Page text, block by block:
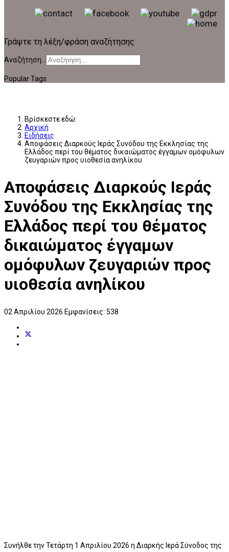
Γράψτε τη λέξη/φράση αναζήτησης
Αναζήτηση...
Popular Tags
Βρίσκεστε εδώ:
Αρχική
Ειδήσεις
Αποφάσεις Διαρκούς Ιεράς Συνόδου της Εκκλησίας της
Ελλάδος περί του θέματος δικαιώματος έγγαμων ομόφυλων
ζευγαριών προς υιοθεσία ανηλίκου
Αποφάσεις Διαρκούς Ιεράς
Συνόδου της Εκκλησίας της
Ελλάδος περί του θέματος
δικαιώματος έγγαμων
ομόφυλων ζευγαριών προς
υιοθεσία ανηλίκου
02 Απριλίου 2026 Εμφανίσεις: 538
Συνήλθε την Τετάρτη 1 Απριλίου 2026 η Διαρκής Ιερά Σύνοδος της